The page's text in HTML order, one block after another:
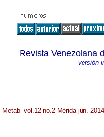
Revista Venezolana
versión
Metab. vol.12 no.2 Mérida jun. 2014